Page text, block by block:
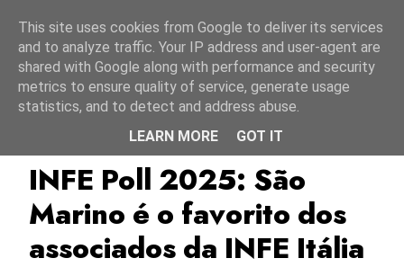
INFE INFE 2025
INFE Poll 2025: São
Marino é o favorito dos
associados da INFE Itália
This site uses cookies from Google to deliver its services
and to analyze traffic. Your IP address and user-agent are
shared with Google along with performance and security
metrics to ensure quality of service, generate usage
statistics, and to detect and address abuse.
LEARN MORE
GOT IT